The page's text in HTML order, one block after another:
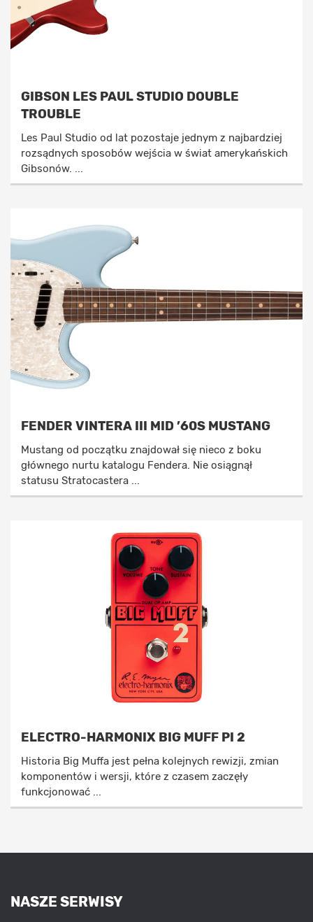
GIBSON LES PAUL STUDIO DOUBLE
TROUBLE
Les Paul Studio od lat pozostaje jednym z najbardziej
rozsądnych sposobów wejścia w świat amerykańskich
Gibsonów. ...
FENDER VINTERA III MID ’60S MUSTANG
Mustang od początku znajdował się nieco z boku
głównego nurtu katalogu Fendera. Nie osiągnął
statusu Stratocastera ...
ELECTRO-HARMONIX BIG MUFF PI 2
Historia Big Muffa jest pełna kolejnych rewizji, zmian
komponentów i wersji, które z czasem zaczęły
funkcjonować ...
NASZE SERWISY